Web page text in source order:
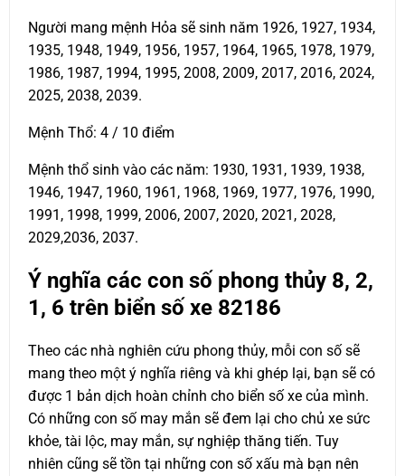
Người mang mệnh Hỏa sẽ sinh năm 1926, 1927, 1934,
1935, 1948, 1949, 1956, 1957, 1964, 1965, 1978, 1979,
1986, 1987, 1994, 1995, 2008, 2009, 2017, 2016, 2024,
2025, 2038, 2039.
Mệnh Thổ: 4 / 10 điểm
Mệnh thổ sinh vào các năm: 1930, 1931, 1939, 1938,
1946, 1947, 1960, 1961, 1968, 1969, 1977, 1976, 1990,
1991, 1998, 1999, 2006, 2007, 2020, 2021, 2028,
2029,2036, 2037.
Ý nghĩa các con số phong thủy 8, 2,
1, 6 trên biển số xe 82186
Theo các nhà nghiên cứu phong thủy, mỗi con số sẽ
mang theo một ý nghĩa riêng và khi ghép lại, bạn sẽ có
được 1 bản dịch hoàn chỉnh cho biển số xe của mình.
Có những con số may mắn sẽ đem lại cho chủ xe sức
khỏe, tài lộc, may mắn, sự nghiệp thăng tiến. Tuy
nhiên cũng sẽ tồn tại những con số xấu mà bạn nên